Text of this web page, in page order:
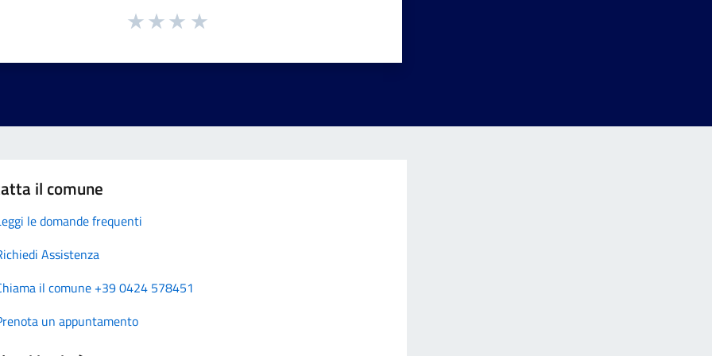
il comune
le domande frequenti
Assistenza
il comune +39 0424 578451
un appuntamento